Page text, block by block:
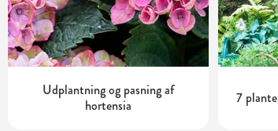
Udplantning og pasning af
hortensia
7